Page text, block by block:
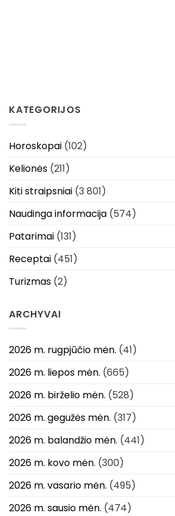
KATEGORIJOS
Horoskopai (102)
Kelionės (211)
Kiti straipsniai (3 801)
Naudinga informacija (574)
Patarimai (131)
Receptai (451)
Turizmas (2)
ARCHYVAI
2026 m. rugpjūčio mėn. (41)
2026 m. liepos mėn. (665)
2026 m. birželio mėn. (528)
2026 m. gegužės mėn. (317)
2026 m. balandžio mėn. (441)
2026 m. kovo mėn. (300)
2026 m. vasario mėn. (495)
2026 m. sausio mėn. (474)